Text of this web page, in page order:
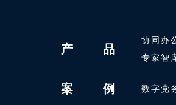
产 品
协同办
专家智
案 例 数字党